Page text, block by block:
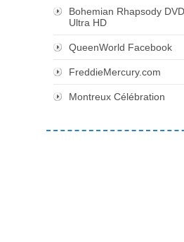
Bohemian Rhapsody
Ultra HD
QueenWorld Facebook
FreddieMercury.com
Montreux Célébration